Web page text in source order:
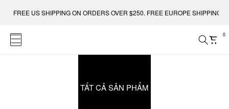
FREE US SHIPPING ON ORDERS OVER $250. FREE EUROPE SHIPPING
0
TẤT CẢ SẢN PHẨM